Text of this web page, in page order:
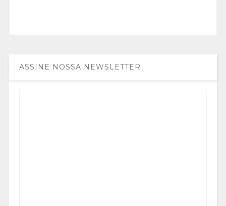
ASSINE NOSSA NEWSLETTER